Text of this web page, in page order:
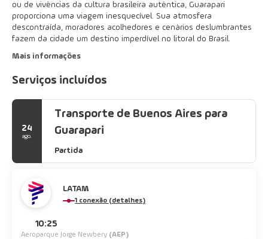
ou de vivências da cultura brasileira autêntica, Guarapari
proporciona uma viagem inesquecível. Sua atmosfera
descontraída, moradores acolhedores e cenários deslumbrantes
fazem da cidade um destino imperdível no litoral do Brasil.
Mais informações
Serviços incluídos
24
ago.
Transporte de Buenos Aires para
Guarapari
Partida
LATAM
1 conexão (detalhes)
10:25
Aeroparque Jorge Newbery (AEP)